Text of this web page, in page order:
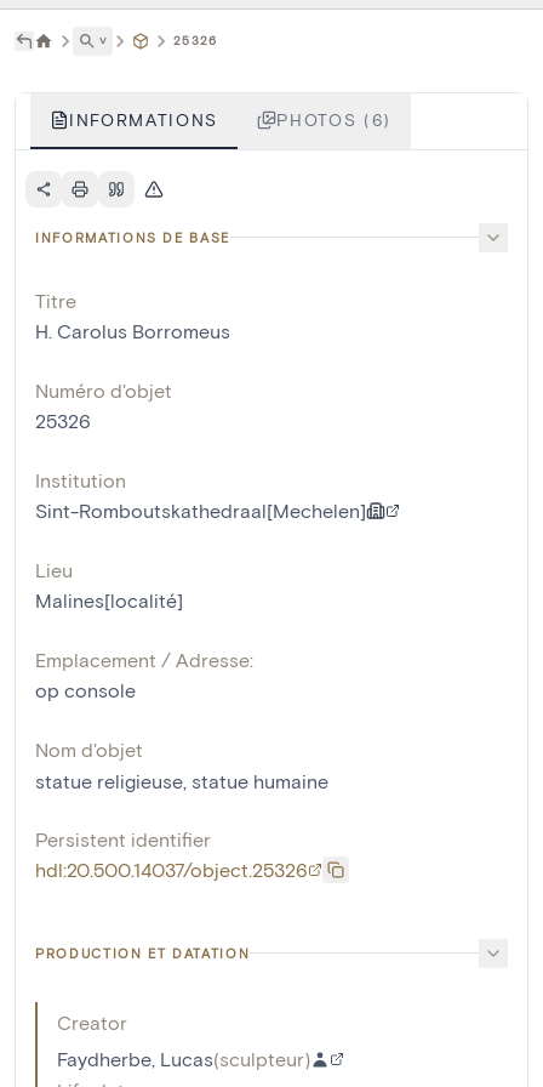
˅ 25326
INFORMATIONS PHOTOS (6)
INFORMATIONS DE BASE
Titre
H. Carolus Borromeus
Numéro d'objet
25326
Institution
Sint-Romboutskathedraal[Mechelen]
Lieu
Malines[localité]
Emplacement / Adresse:
op console
Nom d'objet
statue religieuse statue humaine
Persistent identifier
hdl:20.500.14037/object.25326
PRODUCTION ET DATATION
Creator
Faydherbe, Lucas(sculpteur)